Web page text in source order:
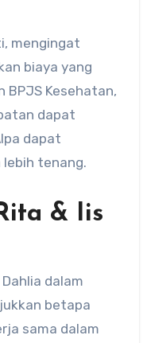
mengingat
biaya yang
BPJS Kesehatan,
dapat
dapat
tenang.
& Iis
dalam
betapa
sama dalam